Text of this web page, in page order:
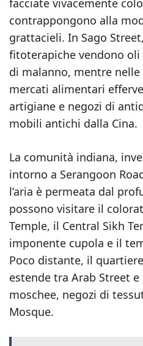
facciate vivacemente
contrappongono alla
grattacieli. In Sago
fitoterapiche vendono
di malanno, mentre
mercati alimentari
artigiane e negozi di
mobili antichi dalla Cina.
La comunità indiana,
intorno a Serangoon
l’aria è permeata dal
possono visitare il
Temple, il Central Sikh
imponente cupola e il
Poco distante, il
estende tra Arab Street
moschee, negozi di
Mosque.